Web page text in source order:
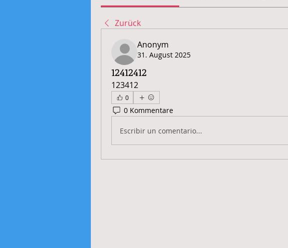
Zurück
Anonym
31. August 2025
12412412
123412
0
0 Kommentare
Escribir un comentario...